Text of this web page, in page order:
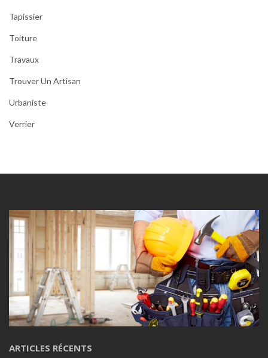
Tapissier
Toiture
Travaux
Trouver Un Artisan
Urbaniste
Verrier
ARTICLES RÉCENTS